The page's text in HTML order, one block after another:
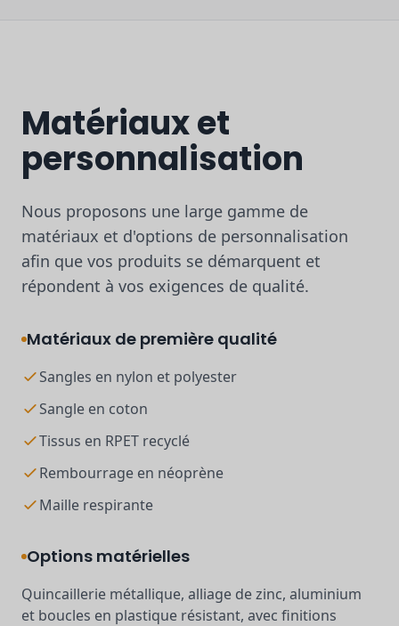
Matériaux et
personnalisation
Nous proposons une large gamme de
matériaux et d'options de personnalisation
afin que vos produits se démarquent et
répondent à vos exigences de qualité.
Matériaux de première qualité
Sangles en nylon et polyester
Sangle en coton
Tissus en RPET recyclé
Rembourrage en néoprène
Maille respirante
Options matérielles
Quincaillerie métallique, alliage de zinc, aluminium
et boucles en plastique résistant, avec finitions